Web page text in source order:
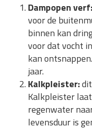
Dampopen verf:
voor de
binnen kan
voor dat vocht
kan
jaar.
Kalkpleister:
Kalkpleister
regenwater
levensduur is